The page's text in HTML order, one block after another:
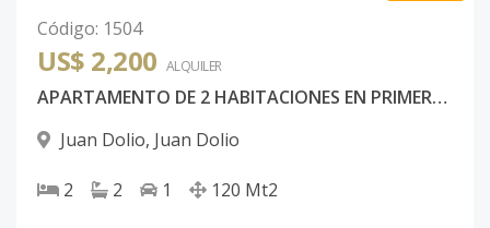
Código: 1504
US$ 2,200 ALQUILER
APARTAMENTO DE 2 HABITACIONES EN PRIMERA LÍNEA DE PLAYA, MARBELLA JUAN DOLIO
Juan Dolio, Juan Dolio
2 2 1 120 Mt2